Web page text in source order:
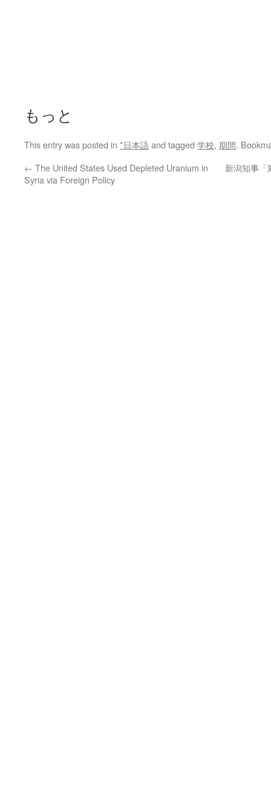
もっと
This entry was posted in *日本語and tagged 学校, 期間.
← The United States Used Depleted Uranium in
Syria via Foreign Policy
新潟知事